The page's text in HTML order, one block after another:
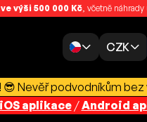
výši 500 000 Kč, včetně
CZK
Nevěř podvodníkům bez
aplikace/Android